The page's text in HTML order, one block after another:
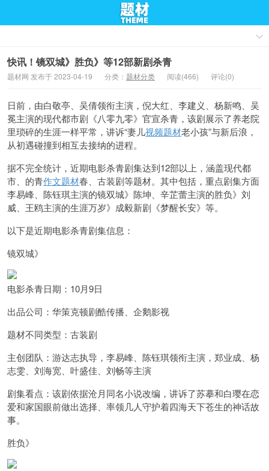
快讯！镜双城》胜负》等12部新剧杀青
题材网 发布于 2023-04-19 分类： 题材分类 阅读(466) 评论(0)
日前，由白敬亭、吴倩领衔主演，倪大红、李建义、杨新鸣、吴
冕主演的现代都市剧《八零九零》官宣杀青，该剧展示了养老院
里琐碎的生涯一样平常，讲诉“妻儿视频题材老小孩”与新后浪，
从初遇碰撞到相互去接纳的进程。
据不完全统计，近期电影杀青剧集达到12部以上，涵盖现代都
市、的青作文题材春、古装剧等题材。其中包括，重点剧集方面
李易峰、陈钰琪主演的镜双城》陈坤、辛芷蕾主演的胜负》刘
威、王鸥主演的生涯万岁》成毅新剧《梦醒长安》等。
以下是近期电影杀青剧集信息：
镜双城》
电影杀青日期：10月9日
出品公司：华策克顿剧酷传播、企鹅影视
题材不同类型：古装剧
主创团队：游达志执导，李易峰、陈钰琪领衔主演，郑业成、杨
志雯、刘海宽、叶盛佳、刘畅等主演
剧集看点：该剧依据沧月同名小说改编，讲诉了苏摹和白璎在恋
爱和家国眼前做出选择、率领几人守护着四海天下苍生的神话故
事。
胜负》